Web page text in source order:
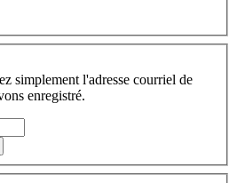
simplement l'adresse courriel de
enregistré.